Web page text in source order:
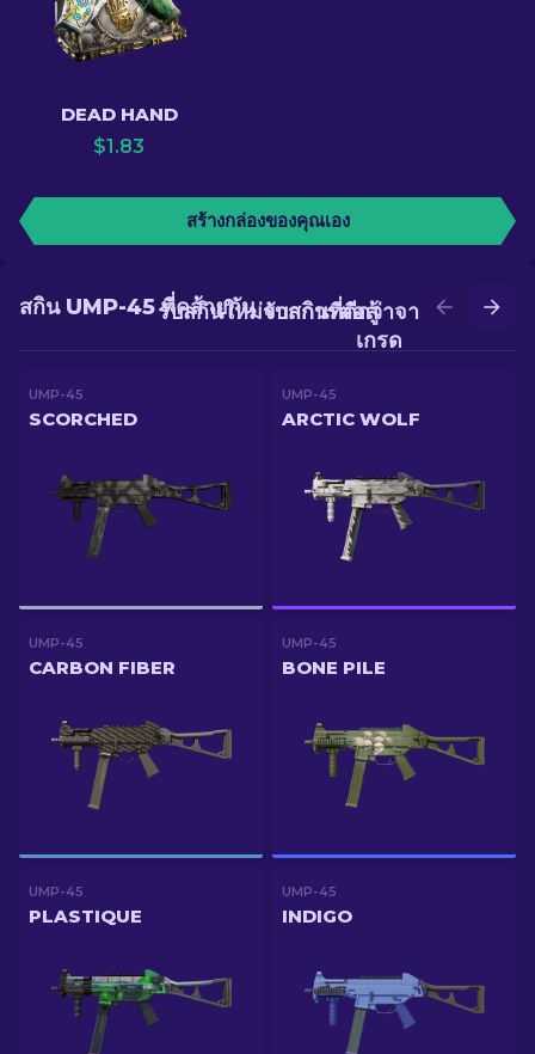
DEAD HAND
$1.83
สร้างกล่องของคุณเอง
รับสกินที่ดีกว่าจากการอัป
เกรด
รับสกินใหม่จากการต่อสู้
สกิน UMP-45 ที่คล้ายกัน
UMP-45
SCORCHED
UMP-45
ARCTIC WOLF
UMP-45
CARBON FIBER
UMP-45
BONE PILE
UMP-45
PLASTIQUE
UMP-45
INDIGO